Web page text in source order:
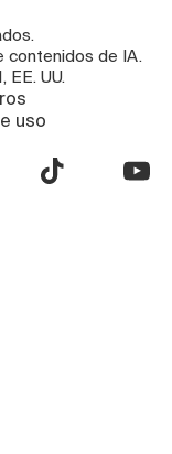
contenidos de IA.
EE. UU.
uso